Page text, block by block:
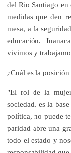
del Rio Santiago
medidas que den
mesa, a la
educación.
vivimos y
¿Cuál es la
"El rol de la
sociedad, es la
política, no puede
paridad abre una
todo el estado y